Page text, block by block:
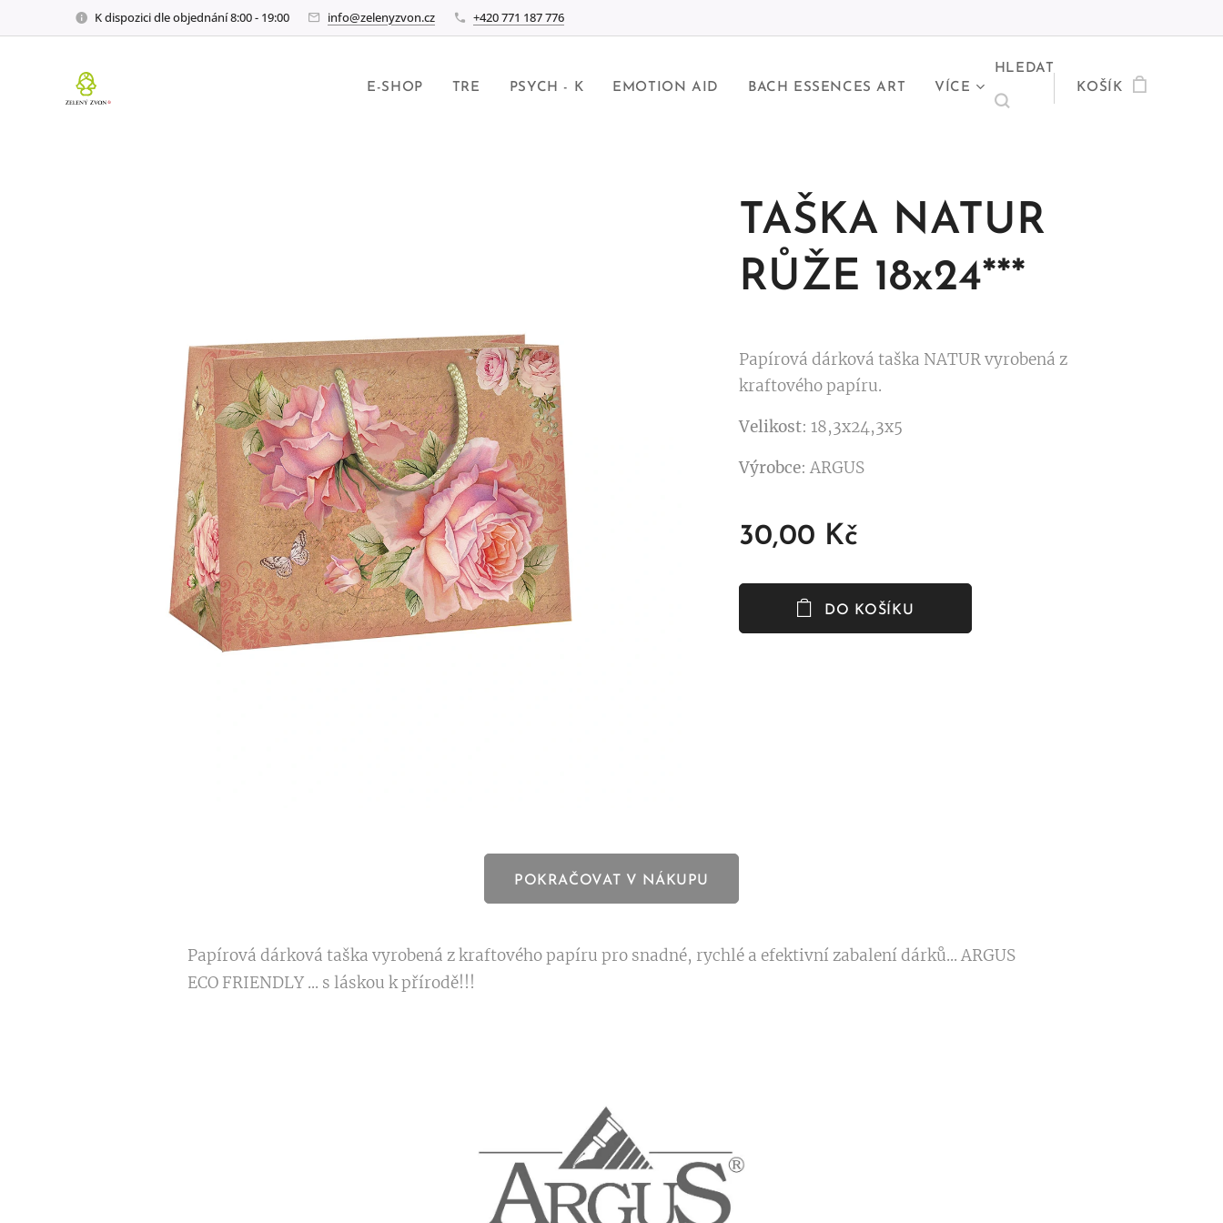
K dispozici dle objednání 8:00 - 19:00 info@zelenyzvon.cz +420 771 187 776
E-SHOP TRE PSYCH - K EMOTION AID BACH ESSENCES ART VÍCE
HLEDAT
KOŠÍK
TAŠKA NATUR
RŮŽE 18x24***
Papírová dárková taška NATUR vyrobená z
kraftového papíru.
Velikost: 18,3x24,3x5
Výrobce: ARGUS
30,00 Kč
DO KOŠÍKU
POKRAČOVAT V NÁKUPU
Papírová dárková taška vyrobená z kraftového papíru pro snadné, rychlé a efektivní zabalení dárků... ARGUS
ECO FRIENDLY ... s láskou k přírodě!!!